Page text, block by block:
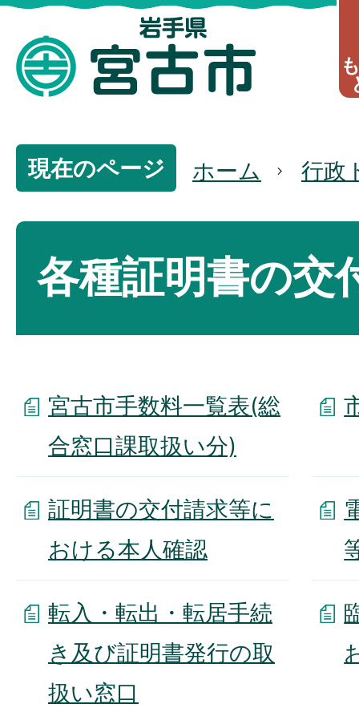
現在のページ ホーム 行政
各種証明書の交
宮古市手数料一覧表(総
合窓口課取扱い分)
証明書の交付請求等に
おける本人確認
転入・転出・転居手続
き及び証明書発行の取
扱い窓口